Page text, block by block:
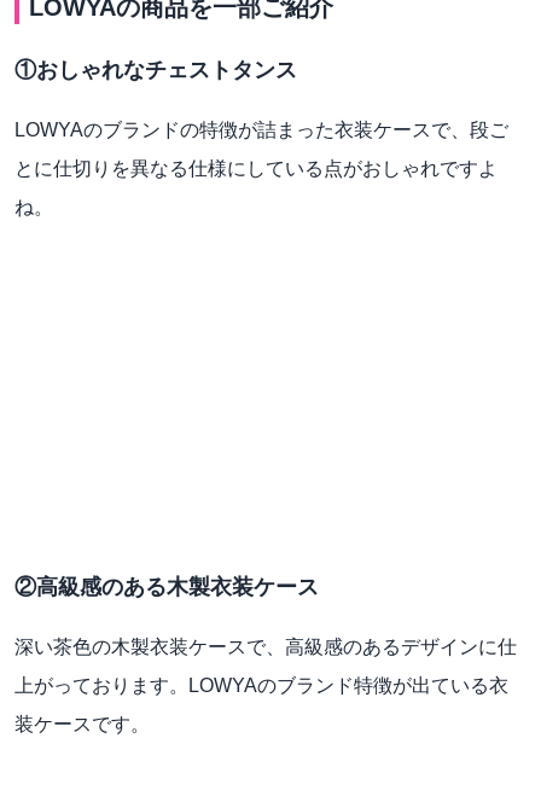
LOWYAの商品を一部ご紹介
①おしゃれなチェストタンス
LOWYAのブランドの特徴が詰まった衣装ケースで、段ご
とに仕切りを異なる仕様にしている点がおしゃれですよ
ね。
②高級感のある木製衣装ケース
深い茶色の木製衣装ケースで、高級感のあるデザインに仕
上がっております。LOWYAのブランド特徴が出ている衣
装ケースです。